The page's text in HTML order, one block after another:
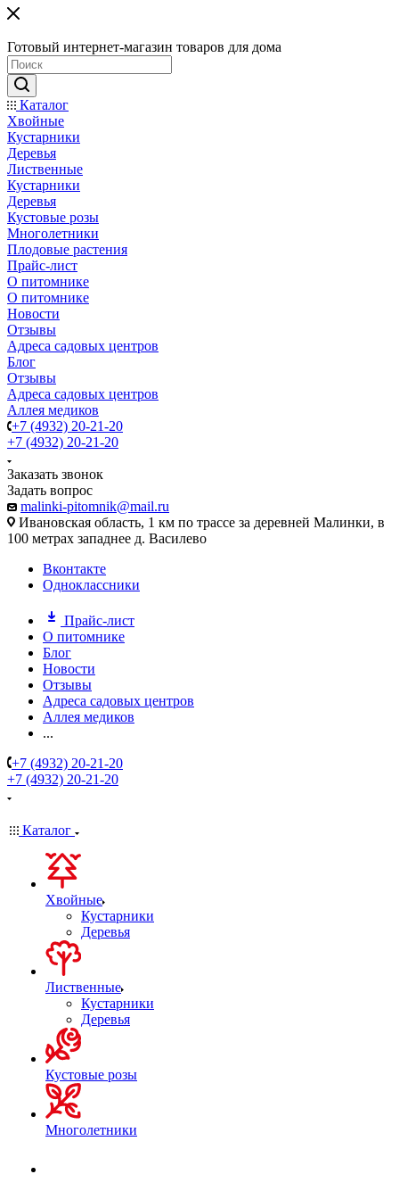
Готовый интернет-магазин товаров для дома
Каталог
Хвойные
Кустарники
Деревья
Лиственные
Кустарники
Деревья
Кустовые розы
Многолетники
Плодовые растения
Прайс-лист
О питомнике
О питомнике
Новости
Отзывы
Адреса садовых центров
Блог
Отзывы
Адреса садовых центров
Аллея медиков
+7 (4932) 20-21-20
+7 (4932) 20-21-20
Заказать звонок
Задать вопрос
malinki-pitomnik@mail.ru
Ивановская область, 1 км по трассе за деревней Малинки, в
100 метрах западнее д. Василево
Вконтакте
Одноклассники
Прайс-лист
О питомнике
Блог
Новости
Отзывы
Адреса садовых центров
Аллея медиков
...
+7 (4932) 20-21-20
+7 (4932) 20-21-20
Каталог
Хвойные
Кустарники
Деревья
Лиственные
Кустарники
Деревья
Кустовые розы
Многолетники